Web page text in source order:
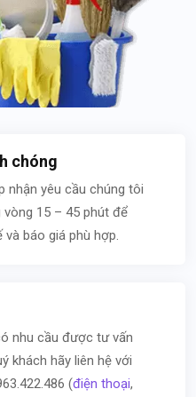
chóng
nhận yêu cầu chúng tôi
15 – 45 phút để
báo giá phù hợp.
nhu cầu được tư vấn
khách hãy liên hệ với
(điện thoại,